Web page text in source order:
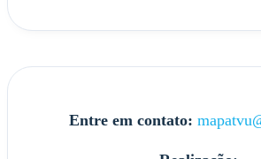
Entre em contato: